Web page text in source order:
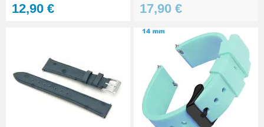
Kit Réparation Montre
Multifonction
23,90 €
12,90 € 17,90 €